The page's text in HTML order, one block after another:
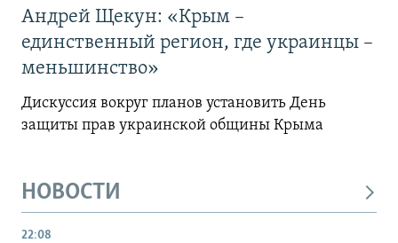
Андрей Щекун: «Крым –
единственный регион, где украинцы –
меньшинство»
Дискуссия вокруг планов установить День
защиты прав украинской общины Крыма
НОВОСТИ
22:08